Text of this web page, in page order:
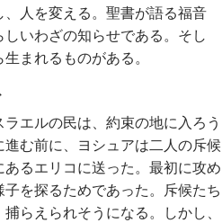
人を変える。聖書が語る福音
いわざの知らせである。そし
まれるものがある。
エルの民は、約束の地に入ろう
む前に、ヨシュアは二人の斥候
るエリコに送った。最初に攻め
を探るためであった。斥候たち
らえられそうになる。しかし、